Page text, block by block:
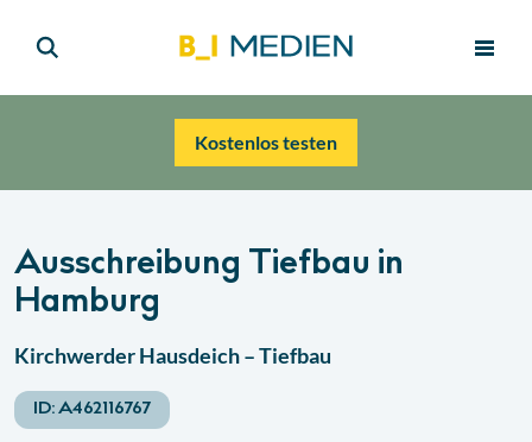
Kostenlos testen
Ausschreibung Tiefbau in
Hamburg
Kirchwerder Hausdeich – Tiefbau
ID:A462116767